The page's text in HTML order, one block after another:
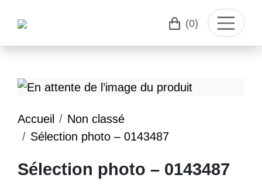
(0)
Accueil
Non classé
Sélection photo – 0143487
Sélection photo – 0143487